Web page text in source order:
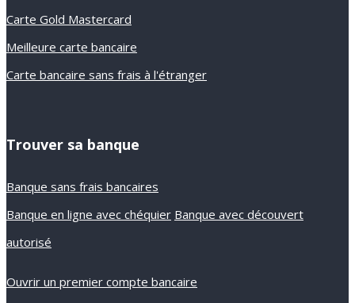
Carte Gold Mastercard
Meilleure carte bancaire
Carte bancaire sans frais à l'étranger
Trouver sa banque
Banque sans frais bancaires
Banque en ligne avec chéquier Banque avec découvert
autorisé
Ouvrir un premier compte bancaire